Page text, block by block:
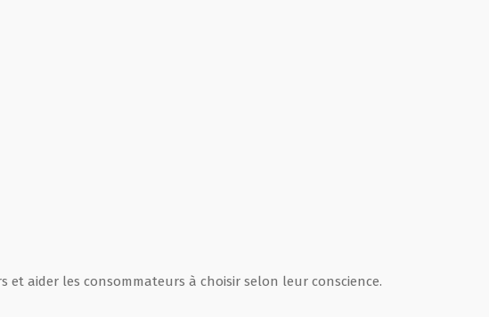
et aider les consommateurs à choisir selon leur conscience.